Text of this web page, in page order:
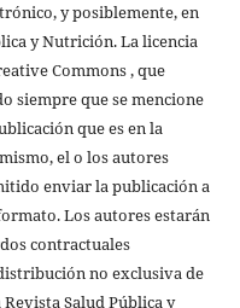
y posiblemente, en
y Nutrición. La licencia
Commons , que
siempre que se mencione
que es en la
el o los autores
enviar la publicación a
Los autores estarán
contractuales
no exclusiva de
Salud Pública y